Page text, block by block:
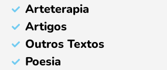
Arteterapia
Artigos
Outros Textos
Poesia